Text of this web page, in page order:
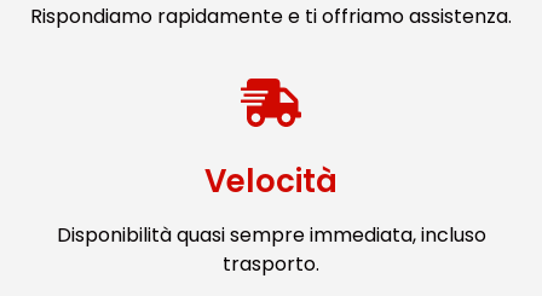
Rispondiamo rapidamente e ti offriamo assistenza.
Velocità
Disponibilità quasi sempre immediata, incluso
trasporto.